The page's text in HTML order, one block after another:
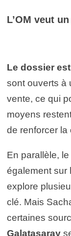
L’OM veut
Le dossier
sont ouverts à
vente, ce qui
moyens
de renforcer
En parallèle,
également sur
explore
clé. Mais
certaines
Galatasaray